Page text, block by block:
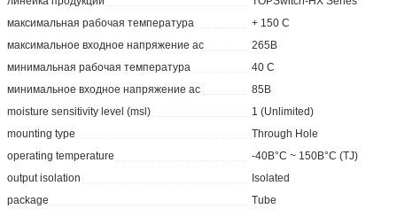
максимальная рабочая температура
+ 150 C
максимальное входное напряжение ac
265В
минимальная рабочая температура
40 C
минимальное входное напряжение ac
85В
moisture sensitivity level (msl)
1 (Unlimited)
mounting type
Through Hole
operating temperature
-40В°C ~ 150В°C (TJ)
output isolation
Isolated
package
Tube